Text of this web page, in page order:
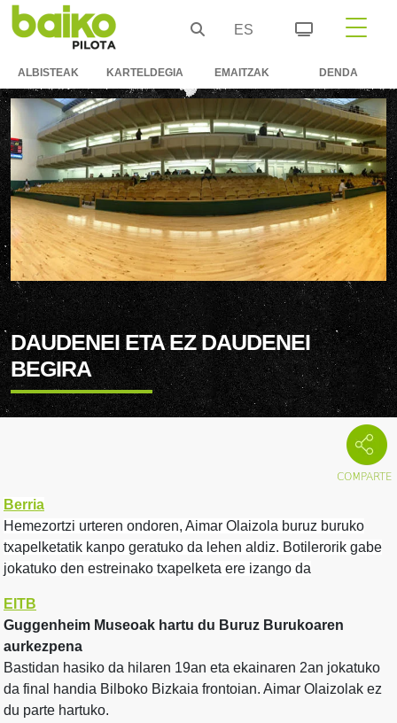
ES
ALBISTEAK KARTELDEGIA EMAITZAK DENDA
DAUDENEI ETA EZ DAUDENEI
BEGIRA
Berria
Hemezortzi urteren ondoren, Aimar Olaizola buruz buruko
txapelketatik kanpo geratuko da lehen aldiz. Botilerorik gabe
jokatuko den estreinako txapelketa ere izango da
EITB
Guggenheim Museoak hartu du Buruz Burukoaren
aurkezpena
Bastidan hasiko da hilaren 19an eta ekainaren 2an jokatuko
da final handia Bilboko Bizkaia frontoian. Aimar Olaizolak ez
du parte hartuko.